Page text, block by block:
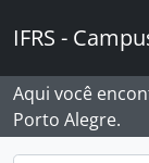
IFRS -
Aqui você
Porto Alegre.